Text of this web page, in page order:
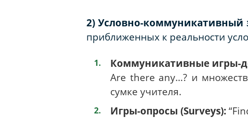
2) Условно-коммуникативный
приближенных к реальности
Коммуникативные игры-
Are there any…? и
сумке учителя.
Игры-опросы (Surveys):